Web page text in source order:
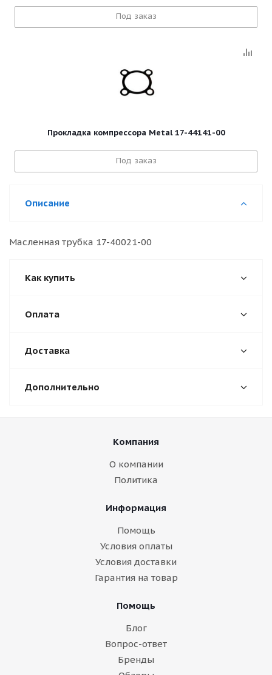
Под заказ
Прокладка компрессора Metal 17-44141-00
Под заказ
Описание
Масленная трубка 17-40021-00
Как купить
Оплата
Доставка
Дополнительно
Компания
О компании
Политика
Информация
Помощь
Условия оплаты
Условия доставки
Гарантия на товар
Помощь
Блог
Вопрос-ответ
Бренды